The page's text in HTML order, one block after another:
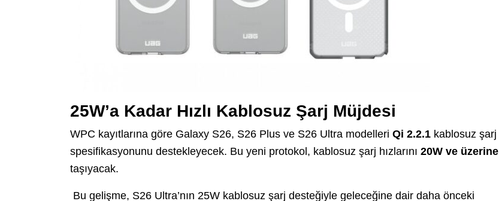
25W’a Kadar Hızlı Kablosuz Şarj Müjdesi
WPC kayıtlarına göre Galaxy S26, S26 Plus ve S26 Ultra modelleri Qi 2.2.1 kablosuz şarj
spesifikasyonunu destekleyecek. Bu yeni protokol, kablosuz şarj hızlarını 20W ve üzerine
taşıyacak.
Bu gelişme, S26 Ultra’nın 25W kablosuz şarj desteğiyle geleceğine dair daha önceki